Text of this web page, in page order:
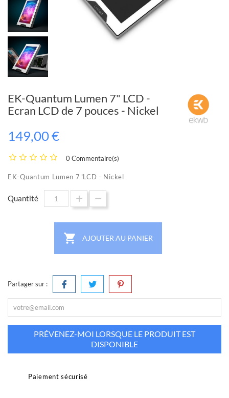
EK-Quantum Lumen 7" LCD -
Ecran LCD de 7 pouces - Nickel
149,00 €
0 Commentaire(s)
EK-Quantum Lumen 7"LCD - Nickel
Quantité
 AJOUTER AU PANIER
Partager sur :
PRÉVENEZ-MOI LORSQUE LE PRODUIT EST
DISPONIBLE
Paiement sécurisé